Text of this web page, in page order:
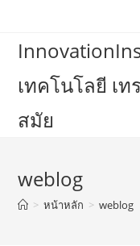
content
เทคโนโลยี เ
สมัย
weblog
> หน้าหลัก > weblog